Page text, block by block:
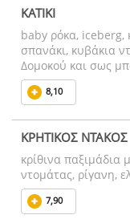
ΚΑΤΙΚΙ
baby ρόκα, iceberg,
σπανάκι, κυβάκια
Δομοκού και σως
8,10
ΚΡΗΤΙΚΟΣ ΝΤΑΚΟΣ
κρίθινα παξιμάδια
ντομάτας, ρίγανη,
7,90